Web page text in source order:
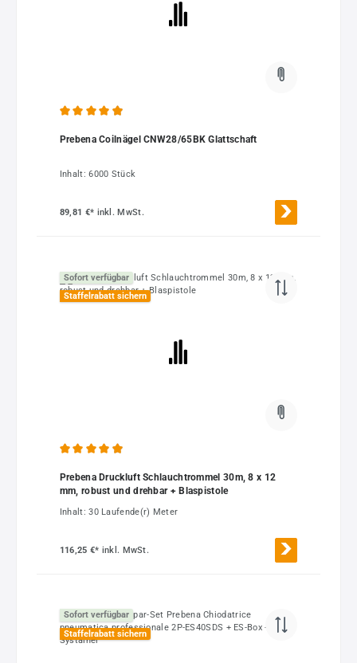
Prebena Coilnägel CNW28/65BK Glattschaft
Inhalt:6000 Stück
89,81 €* inkl. MwSt.
Sofort verfügbar
Staffelrabatt sichern
Prebena Druckluft Schlauchtrommel 30m, 8 x 12
mm, robust und drehbar + Blaspistole
Inhalt:30 Laufende(r) Meter
116,25 €* inkl. MwSt.
Sofort verfügbar
Staffelrabatt sichern